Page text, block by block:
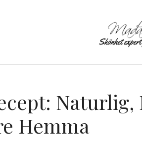
Naturlig,
Hemma